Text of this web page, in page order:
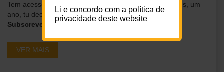
Tem acesso a conteúdos exclusivos por um dia, um mês, um
ano, tu decides.
Subscreve os nossos planos
VER MAIS
Li e concordo com a política de
privacidade deste website